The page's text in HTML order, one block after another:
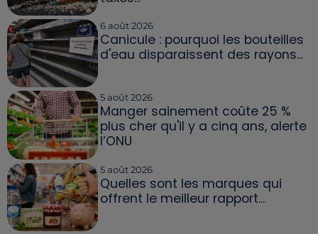
6 août 2026
Canicule : pourquoi les bouteilles
d'eau disparaissent des rayons...
5 août 2026
Manger sainement coûte 25 %
plus cher qu'il y a cinq ans, alerte
l’ONU
5 août 2026
Quelles sont les marques qui
offrent le meilleur rapport...